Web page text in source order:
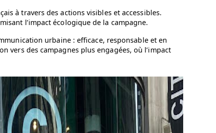
à travers des actions visibles et accessibles.
l’impact écologique de la campagne.
urbaine : efficace, responsable et en
vers des campagnes plus engagées, où l’impact